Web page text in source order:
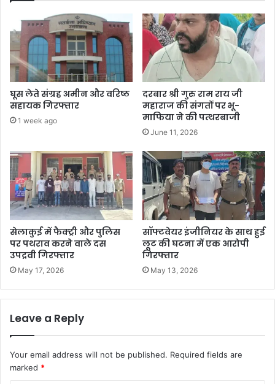
घूस लेते संग्रह अमीन और वरिष्ठ
सहायक गिरफ्तार
1 week ago
दरबार श्री गुरु राम राय जी
महाराज की संगतों पर भू-
माफिया ने की पत्थरबाजी
June 11, 2026
सेलाकुई में फैक्ट्री और पुलिस
पर पथराव करने वाले दस
उपद्रवी गिरफ्तार
May 17, 2026
सॉफ्टवेयर इंजीनियर के साथ हुई
लूट की घटना में एक आरोपी
गिरफ्तार
May 13, 2026
Leave a Reply
Your email address will not be published. Required fields are
marked *